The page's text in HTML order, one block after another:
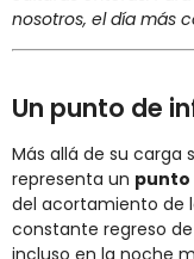
nosotros, el día más
Un punto de
Más allá de su carga
representa un punto
del acortamiento de
constante regreso
incluso en la noche